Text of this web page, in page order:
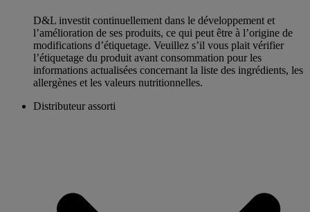
D&L investit continuellement dans le développement et
l’amélioration de ses produits, ce qui peut être à l’origine de
modifications d’étiquetage. Veuillez s’il vous plait vérifier
l’étiquetage du produit avant consommation pour les
informations actualisées concernant la liste des ingrédients, les
allergènes et les valeurs nutritionnelles.
Distributeur assorti